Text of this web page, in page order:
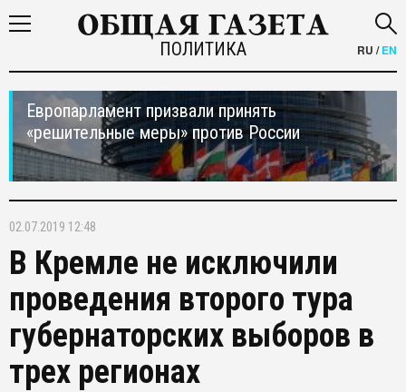
ПОЛИТИКА RU /EN
Европарламент призвали принять
«решительные меры» против России
02.07.2019 12:48
В Кремле не исключили
проведения второго тура
губернаторских выборов в
трех регионах